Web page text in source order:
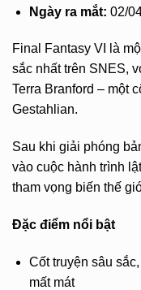
Ngày ra mắt: 02/
Final Fantasy VI là
sắc nhất trên SNES,
Terra Branford – một
Gestahlian.
Sau khi giải phóng
vào cuộc hành trình
tham vọng biến thế
Đặc điểm nổi bật
Cốt truyện sâu
mất mát